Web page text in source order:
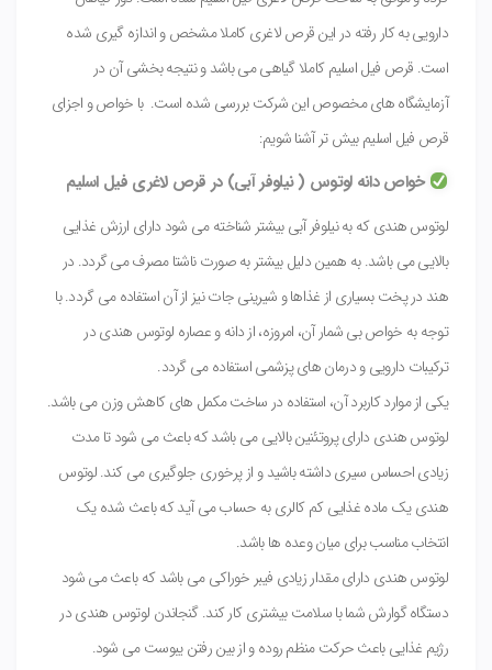
دارویی به کار رفته در این قرص لاغری کاملا مشخص و اندازه گیری شده
است. قرص فیل اسلیم کاملا گیاهی می باشد و نتیجه بخشی آن در
آزمایشگاه های مخصوص این شرکت بررسی شده است. با خواص و اجزای
قرص فیل اسلیم بیش تر آشنا شویم:
خواص دانه لوتوس ( نیلوفر آبی) در قرص لاغری فیل اسلیم
لوتوس هندی که به نیلوفر آبی بیشتر شناخته می شود دارای ارزش غذایی
بالایی می باشد. به همین دلیل بیشتر به صورت ناشتا مصرف می گردد. در
هند در پخت بسیاری از غذاها و شیرینی جات نیز از آن استفاده می گردد. با
توجه به خواص بی شمار آن، امروزه، از دانه و عصاره لوتوس هندی در
ترکیبات دارویی و درمان های پزشمی استفاده می گردد.
یکی از موارد کاربرد آن، استفاده در ساخت مکمل های کاهش وزن می باشد.
لوتوس هندی دارای پروتئنین بالایی می باشد که باعث می شود تا مدت
زیادی احساس سیری داشته باشید و از پرخوری جلوگیری می کند. لوتوس
هندی یک ماده غذایی کم کالری به حساب می آید که باعث شده یک
انتخاب مناسب برای میان وعده ها باشد.
لوتوس هندی دارای مقدار زیادی فیبر خوراکی می باشد که باعث می شود
دستگاه گوارش شما با سلامت بیشتری کار کند. گنجاندن لوتوس هندی در
رژیم غذایی باعث حرکت منظم روده و از بین رفتن یبوست می شود.